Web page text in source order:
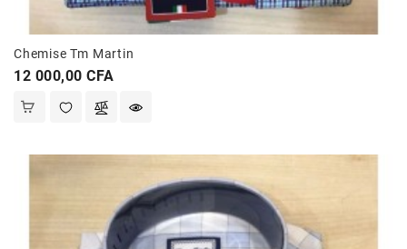
Chemise Tm Martin
Prix
12 000,00 CFA